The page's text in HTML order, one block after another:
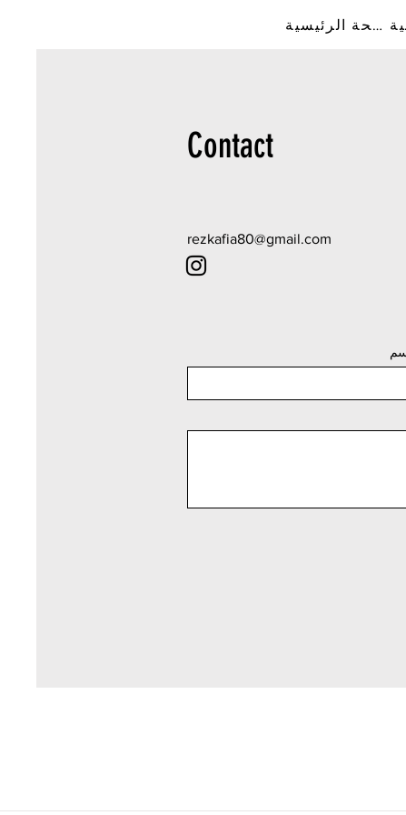
الصفحة الرئيسية
Contact
rezkafia80@gmail.com